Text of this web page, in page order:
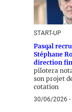
START-UP
Pasqal
Stéphane
direction
pilotera
son projet
cotation
30/06/2026 -